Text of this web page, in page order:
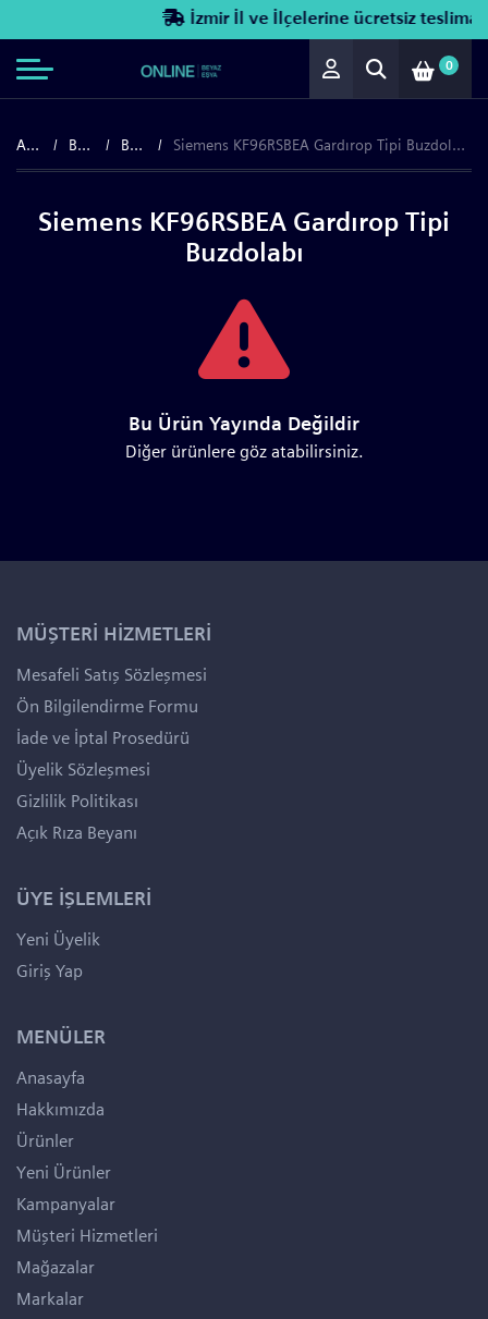
İzmir İl ve İlçelerine ücretsiz teslimat!
0
Anasayfa Beyaz Eşya Buzdolapları Siemens KF96RSBEA Gardırop Tipi Buzdolabı
Siemens KF96RSBEA Gardırop Tipi
Buzdolabı
Bu Ürün Yayında Değildir
Diğer ürünlere göz atabilirsiniz.
MÜŞTERİ HİZMETLERİ
Mesafeli Satış Sözleşmesi
Ön Bilgilendirme Formu
İade ve İptal Prosedürü
Üyelik Sözleşmesi
Gizlilik Politikası
Açık Rıza Beyanı
ÜYE İŞLEMLERİ
Yeni Üyelik
Giriş Yap
MENÜLER
Anasayfa
Hakkımızda
Ürünler
Yeni Ürünler
Kampanyalar
Müşteri Hizmetleri
Mağazalar
Markalar